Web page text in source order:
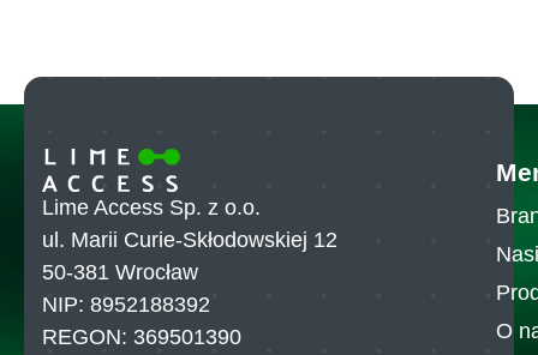
Lime Access Sp. z o.o.
ul. Marii Curie-Skłodowskiej 12
50-381 Wrocław
NIP: 8952188392
REGON: 369501390
O